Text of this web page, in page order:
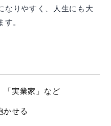
なりやすく、人生にも大
。
「実業家」など
かせる